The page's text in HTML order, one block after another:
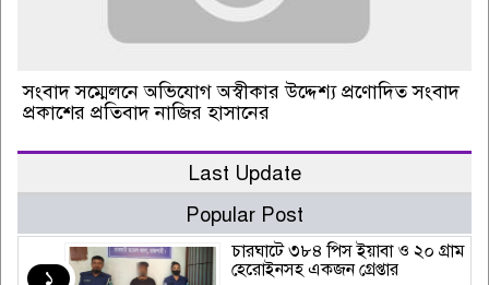
সংবাদ সম্মেলনে অভিযোগ অস্বীকার উদ্দেশ্য প্রণোদিত সংবাদ
প্রকাশের প্রতিবাদ নাজির হাসানের
Last Update
Popular Post
১
চারঘাটে ৩৮৪ পিস ইয়াবা ও ২০ গ্রাম
হেরোইনসহ একজন গ্রেপ্তার